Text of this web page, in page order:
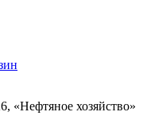
«Нефтяное хозяйство»